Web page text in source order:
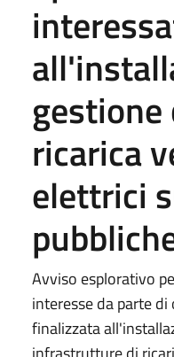
ricarica
elettrici
Avviso esplorativo
interesse da parte
finalizzata